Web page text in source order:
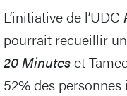
L’initiative de l’UDC
pourrait recueillir
20 Minuteset
52% des